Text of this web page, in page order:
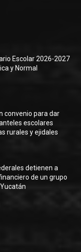
Escolar 2026-2027
y Normal
convenio para dar
escolares
rurales y ejidales
detienen a
de un grupo